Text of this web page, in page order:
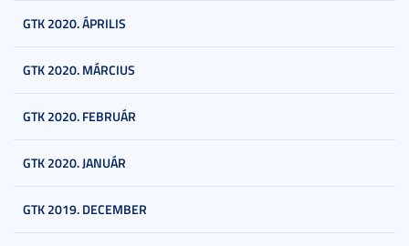
GTK 2020. ÁPRILIS
GTK 2020. MÁRCIUS
GTK 2020. FEBRUÁR
GTK 2020. JANUÁR
GTK 2019. DECEMBER